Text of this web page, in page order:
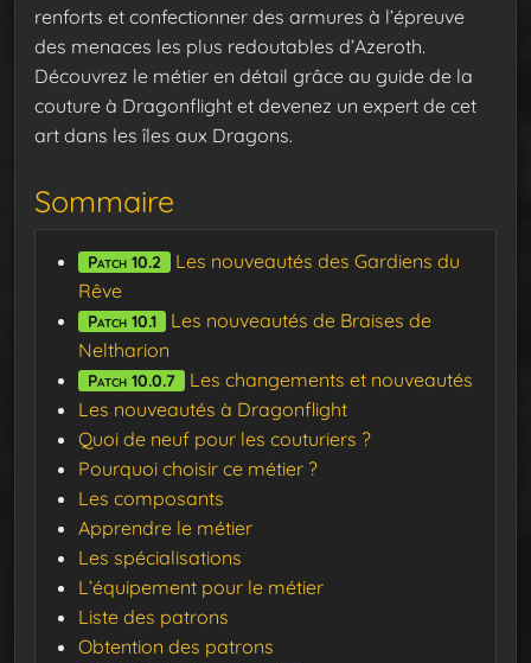
renforts et confectionner des armures à l’épreuve
des menaces les plus redoutables d’Azeroth.
Découvrez le métier en détail grâce au guide de la
couture à Dragonflight et devenez un expert de cet
art dans les îles aux Dragons.
Sommaire
Patch 10.2
Les nouveautés des Gardiens du
Rêve
Patch 10.1
Les nouveautés de Braises de
Neltharion
Patch 10.0.7
Les changements et nouveautés
Les nouveautés à Dragonflight
Quoi de neuf pour les couturiers ?
Pourquoi choisir ce métier ?
Les composants
Apprendre le métier
Les spécialisations
L’équipement pour le métier
Liste des patrons
Obtention des patrons